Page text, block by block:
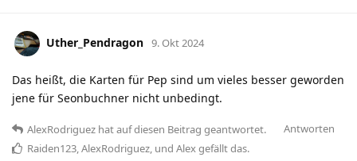
Uther_Pendragon 9. Okt 2024
Das heißt, die Karten für Pep sind um vieles besser geworden
jene für Seonbuchner nicht unbedingt.
Antworten
AlexRodriguez hatauf diesen Beitrag geantwortet.
Raiden123,AlexRodriguez, und Alexgefällt das.